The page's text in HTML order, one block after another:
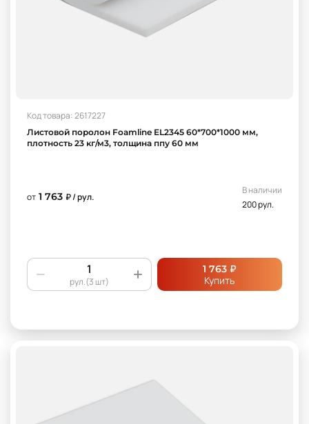
Код товара: 2617227
Листовой поролон Foamline EL2345 60*700*1000 мм,
плотность 23 кг/м3, толщина ппу 60 мм
от 1 763 ₽ / рул.
В наличии
200 рул.
рул.(3 шт)
1 763 ₽
Купить